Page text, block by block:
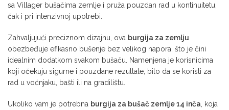
sa Villager bušačima zemlje i pruža pouzdan rad u kontinuitetu,
čak i pri intenzivnoj upotrebi.
Zahvaljujući preciznom dizajnu, ova burgija za zemlju
obezbeđuje efikasno bušenje bez velikog napora, što je čini
idealnim dodatkom svakom bušaču. Namenjena je korisnicima
koji očekuju sigurne i pouzdane rezultate, bilo da se koristi za
rad u voćnjaku, bašti ili na gradilištu.
Ukoliko vam je potrebna burgija za bušač zemlje 14 inča , koja